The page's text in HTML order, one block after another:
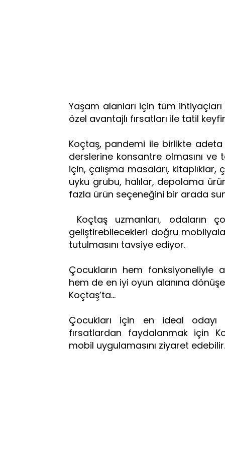
Yaşam alanları için tüm
özel avantajlı fırsatları ile tatil
Koçtaş, pandemi ile birlikte
derslerine konsantre olmasını
için, çalışma masaları,
uyku grubu, halılar, depolama
fazla ürün seçeneğini bir arada
Koçtaş uzmanları, odaların
geliştirebilecekleri doğru
tutulmasını tavsiye ediyor.
Çocukların hem fonksiyoneliyle
hem de en iyi oyun alanına
Koçtaş’ta…
Çocukları için en ideal odayı
fırsatlardan faydalanmak için
mobil uygulamasını ziyaret edebilir.